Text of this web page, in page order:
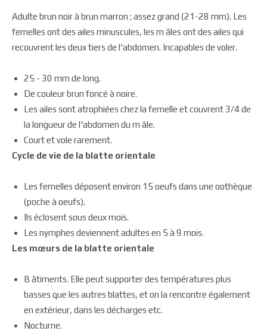
Adulte brun noir à brun marron ; assez grand (21-28 mm). Les
femelles ont des ailes minuscules, les m âles ont des ailes qui
recouvrent les deux tiers de l'abdomen. Incapables de voler.
25 - 30 mm de long.
De couleur brun foncé à noire.
Les ailes sont atrophiées chez la femelle et couvrent 3/4 de
la longueur de l'abdomen du m âle.
Court et vole rarement.
Cycle de vie de la blatte orientale
Les femelles déposent environ 15 oeufs dans une oothèque
(poche à oeufs).
Ils éclosent sous deux mois.
Les nymphes deviennent adultes en 5 à 9 mois.
Les mœurs de la blatte orientale
B âtiments. Elle peut supporter des températures plus
basses que les autres blattes, et on la rencontre également
en extérieur, dans les décharges etc.
Nocturne.